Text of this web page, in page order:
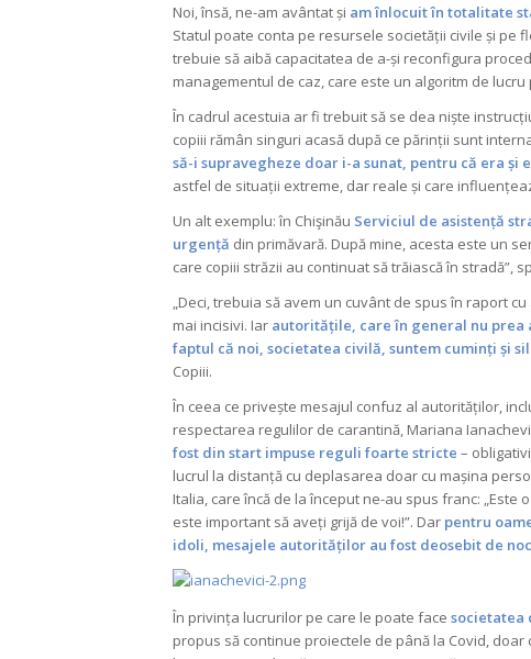
Noi, însă, ne-am avântat și am înlocuit în totalitate
Statul poate conta pe resursele societății civile și pe
trebuie să aibă capacitatea de a-și reconfigura
managementul de caz, care este un algoritm de
În cadrul acestuia ar fi trebuit să se dea niște
copiii rămân singuri acasă după ce părinții sunt
să-i supravegheze doar i-a sunat, pentru că era și
astfel de situații extreme, dar reale și care
Un alt exemplu: în Chişinău Serviciul de asistență
urgență din primăvară. După mine, acesta este un
care copiii străzii au continuat să trăiască în stradă”,
„Deci, trebuia să avem un cuvânt de spus în raport
mai incisivi. Iar autoritățile, care în general nu prea
faptul că noi, societatea civilă, suntem cuminți și
Copiii.
În ceea ce privește mesajul confuz al autorităților,
respectarea regulilor de carantină, Mariana
fost din start impuse reguli foarte stricte –
lucrul la distanță cu deplasarea doar cu mașina
Italia, care încă de la început ne-au spus franc:
este important să aveți grijă de voi!”. Dar pentru
idoli, mesajele autorităților au fost deosebit de
În privința lucrurilor pe care le poate face societatea
propus să continue proiectele de până la Covid,